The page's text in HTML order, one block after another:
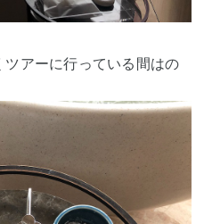
アーに行っている間はの